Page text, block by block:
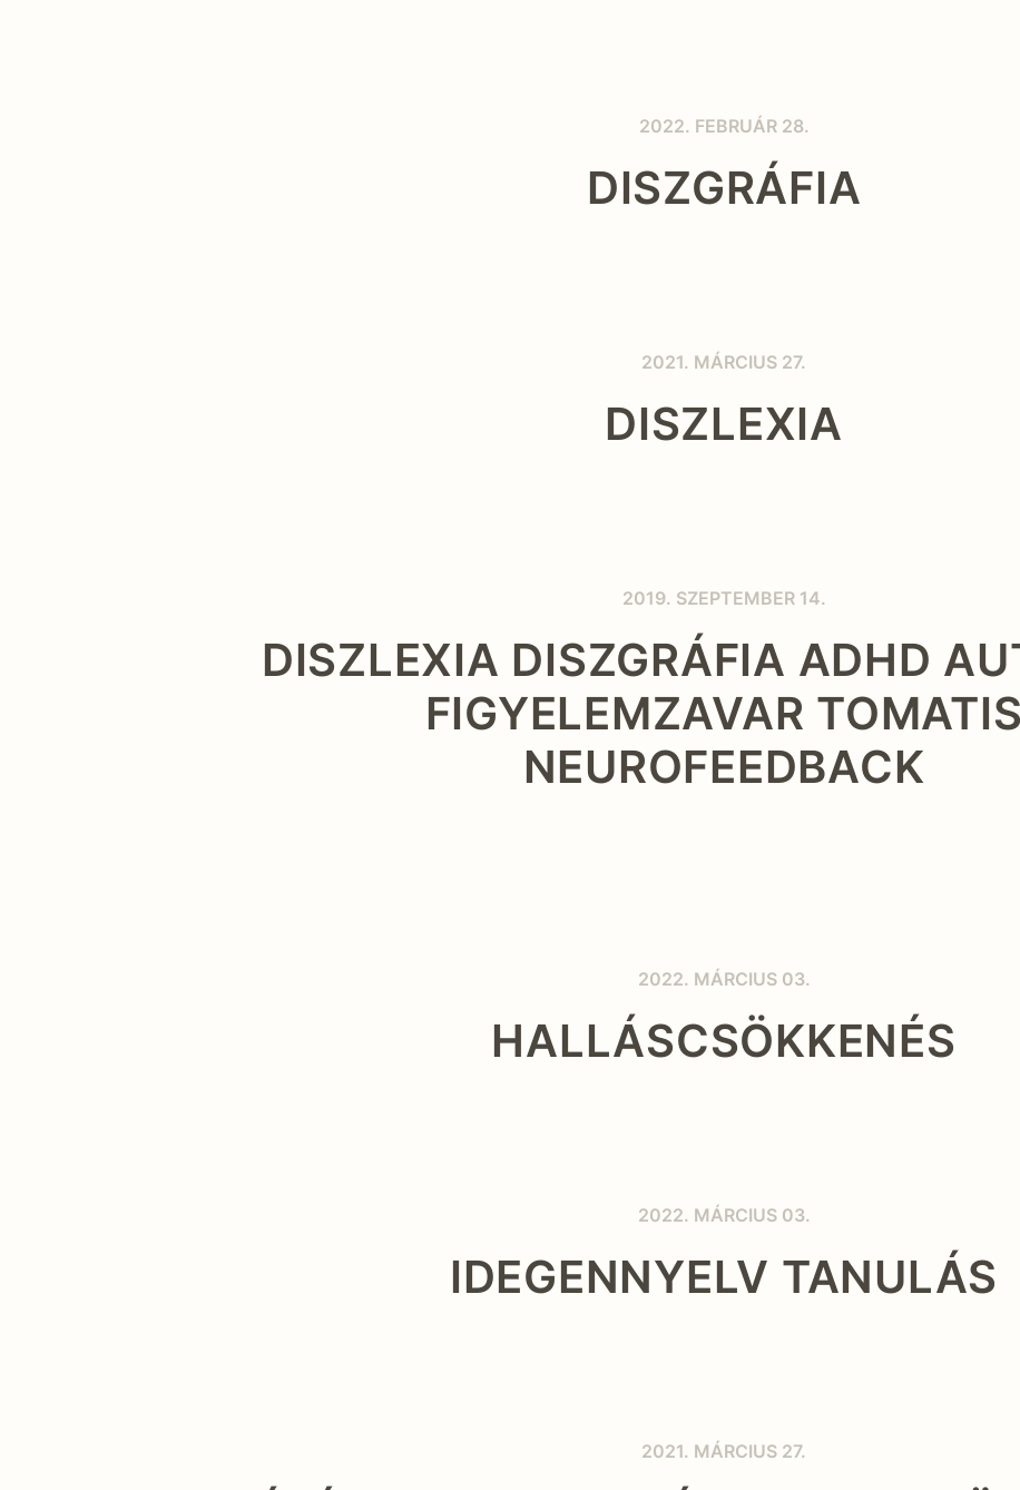
2022. FEBRUÁR 28.
DISZGRÁFIA
2021. MÁRCIUS 27.
DISZLEXIA
2019. SZEPTEMBER 14.
DISZLEXIA DISZGRÁFIA ADHD
FIGYELEMZAVAR TOMATIS
NEUROFEEDBACK
2022. MÁRCIUS 03.
HALLÁSCSÖKKENÉS
2022. MÁRCIUS 03.
IDEGENNYELV TANULÁS
2021. MÁRCIUS 27.